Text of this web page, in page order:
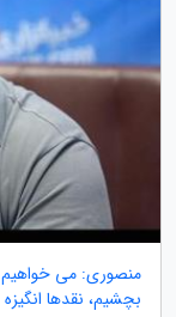
منصوری: می خواهیم
بچشیم، نقدها